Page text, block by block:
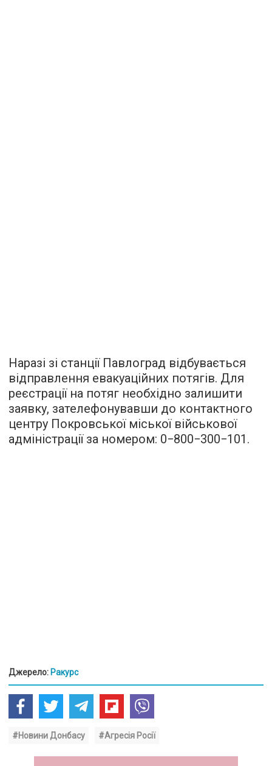
Наразі зі станції Павлоград відбувається
відправлення евакуаційних потягів. Для
реєстрації на потяг необхідно залишити
заявку, зателефонувавши до контактного
центру Покровської міської військової
адміністрації за номером: 0−800−300−101.
Джерело: Ракурс
#Новини Донбасу #Агресія Росії